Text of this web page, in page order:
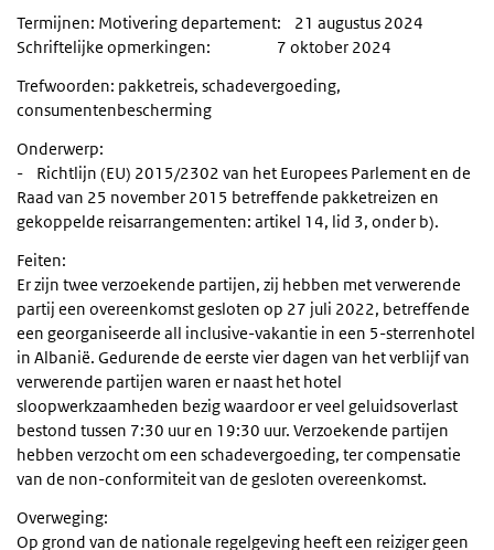
Termijnen: Motivering departement: 21 augustus 2024
Schriftelijke opmerkingen: 7 oktober 2024
Trefwoorden: pakketreis, schadevergoeding,
consumentenbescherming
Onderwerp:
- Richtlijn (EU) 2015/2302 van het Europees Parlement en de
Raad van 25 november 2015 betreffende pakketreizen en
gekoppelde reisarrangementen: artikel 14, lid 3, onder b).
Feiten:
Er zijn twee verzoekende partijen, zij hebben met verwerende
partij een overeenkomst gesloten op 27 juli 2022, betreffende
een georganiseerde all inclusive-vakantie in een 5-sterrenhotel
in Albanië. Gedurende de eerste vier dagen van het verblijf van
verwerende partijen waren er naast het hotel
sloopwerkzaamheden bezig waardoor er veel geluidsoverlast
bestond tussen 7:30 uur en 19:30 uur. Verzoekende partijen
hebben verzocht om een schadevergoeding, ter compensatie
van de non-conformiteit van de gesloten overeenkomst.
Overweging:
Op grond van de nationale regelgeving heeft een reiziger geen